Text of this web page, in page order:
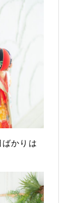
かりは